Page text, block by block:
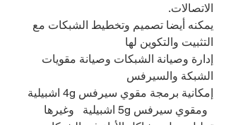
الاتصالات.
يمكنه أيضا تصميم وتخطيط الشبكات مع
التثبيت والتكوين لها
إدارة وصيانة الشبكات وصيانة مقويات
الشبكة والسيرفس
إمكانية برمجة مقوي سيرفس 4g اشبيلية
ومقوي سيرفس 5g اشبيلية   وغيرها